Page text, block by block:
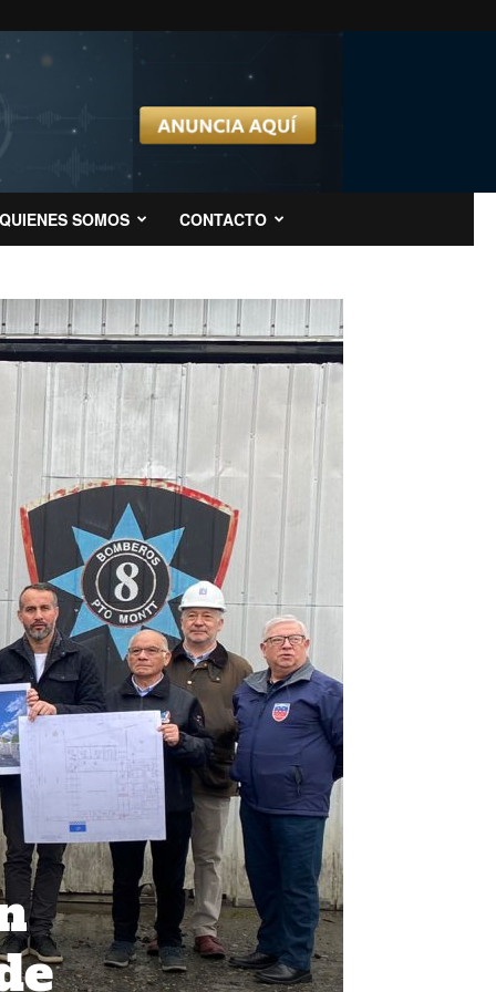
QUIENES SOMOS CONTACTO